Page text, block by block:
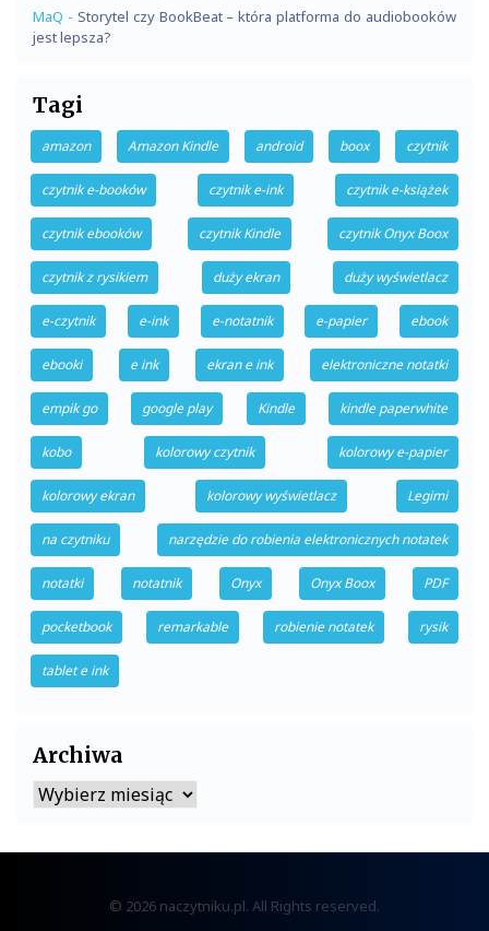
MaQ - Storytel czy BookBeat – która platforma do audiobooków
jest lepsza?
Tagi
amazon Amazon Kindle android boox czytnik
czytnik e-booków czytnik e-ink czytnik e-książek
czytnik ebooków czytnik Kindle czytnik Onyx Boox
czytnik z rysikiem duży ekran duży wyświetlacz
e-czytnik e-ink e-notatnik e-papier ebook
ebooki e ink ekran e ink elektroniczne notatki
empik go google play Kindle kindle paperwhite
kobo kolorowy czytnik kolorowy e-papier
kolorowy ekran kolorowy wyświetlacz Legimi
na czytniku narzędzie do robienia elektronicznych notatek
notatki notatnik Onyx Onyx Boox PDF
pocketbook remarkable robienie notatek rysik
tablet e ink
Archiwa
Archiwa
© 2026 naczytniku.pl. All Rights reserved.